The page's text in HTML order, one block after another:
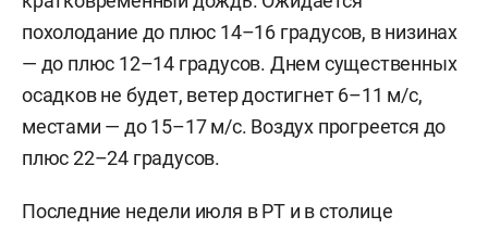
похолодание до плюс 14–16 градусов, в низинах
— до плюс 12–14 градусов. Днем существенных
осадков не будет, ветер достигнет 6–11 м/c,
местами — до 15–17 м/с. Воздух прогреется до
плюс 22–24 градусов.
Последние недели июля в РТ и в столице